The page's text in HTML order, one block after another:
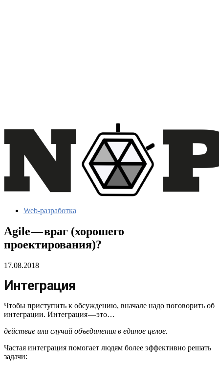
Web-разработка
Agile — враг (хорошего
проектирования)?
17.08.2018
Интеграция
Чтобы приступить к обсуждению, вначале надо поговорить об
интеграции. Интеграция — это…
действие или случай объединения в единое целое.
Частая интеграция помогает людям более эффективно решать
задачи: